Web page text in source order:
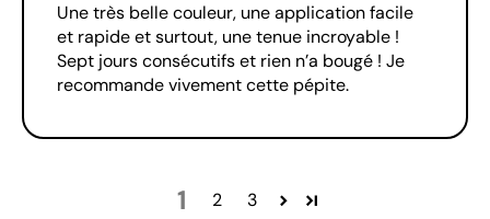
Une très belle couleur, une application facile
et rapide et surtout, une tenue incroyable !
Sept jours consécutifs et rien n’a bougé ! Je
recommande vivement cette pépite.
1 2 3